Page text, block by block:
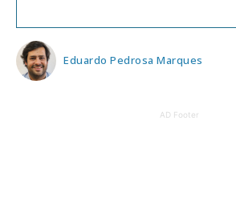
Eduardo Pedrosa Marques
AD Footer